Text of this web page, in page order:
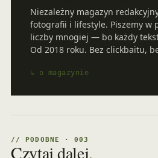
Niezależny magazyn
fotografii i lifestyle. Piszemy w
liczby mnogiej — bo każdy
Od 2018 roku. Bez clickbaitu,
↳ o magazynie
// PODOBNE · 003
Czytaj dalej.